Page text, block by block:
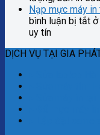
Nạp mực máy in
bình luận bị tắt ở
uy tín
DỊCH VỤ TẠI GIA